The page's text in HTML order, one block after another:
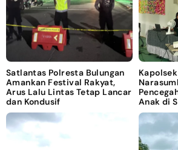
Satlantas Polresta Bulungan
Amankan Festival Rakyat,
Arus Lalu Lintas Tetap Lancar
dan Kondusif
Anak di